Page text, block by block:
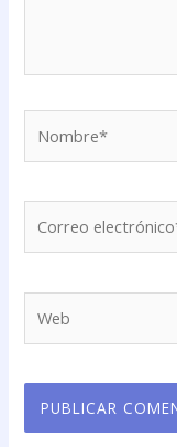
electrónico*